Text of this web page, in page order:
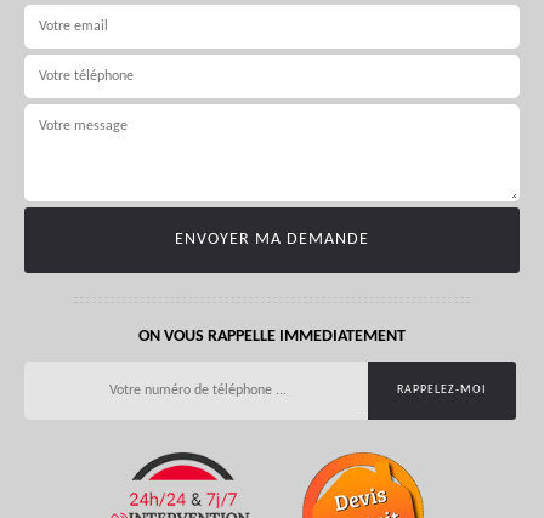
ON VOUS RAPPELLE IMMEDIATEMENT